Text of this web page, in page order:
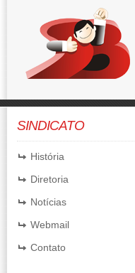
SINDICATO
História
Diretoria
Notícias
Webmail
Contato